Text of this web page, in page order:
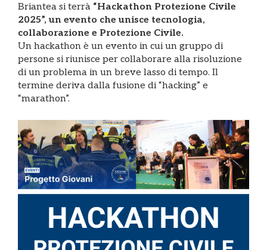
Briantea si terrà “Hackathon Protezione Civile
2025”, un evento che unisce tecnologia,
collaborazione e Protezione Civile.
Un hackathon è un evento in cui un gruppo di
persone si riunisce per collaborare alla risoluzione
di un problema in un breve lasso di tempo. Il
termine deriva dalla fusione di “hacking” e
“marathon”.